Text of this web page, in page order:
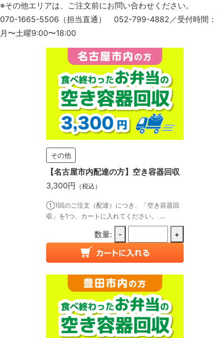
※その他エリアは、ご注文前にお問い合わせください。
070-1665-5506（担当直通） 052-799-4882／受付時間：
月〜土曜9:00〜18:00
その他
【名古屋市内配達の方】空き容器回収
3,300円 （税込）
①1回のご注文（配達）につき、「空き容器回
収」を1つ、カートに入れてください。 ...
数量: - +